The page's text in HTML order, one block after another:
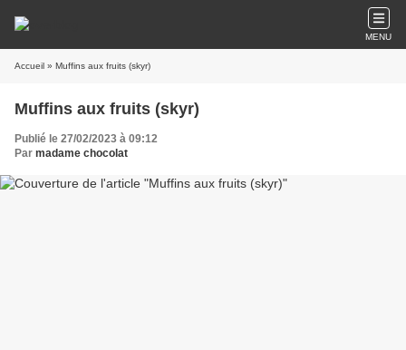
MENU
Accueil » Muffins aux fruits (skyr)
Muffins aux fruits (skyr)
Publié le 27/02/2023 à 09:12
Par madame chocolat